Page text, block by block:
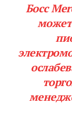
Босс
может